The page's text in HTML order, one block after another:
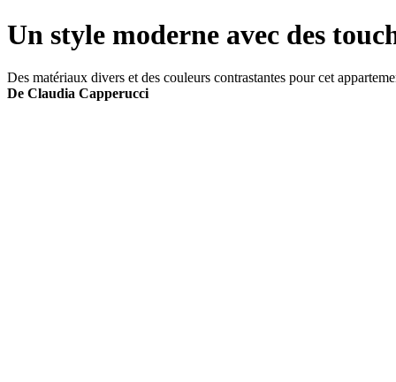
Un style moderne avec des
Des matériaux divers et des couleurs contrastantes pour cet
De Claudia Capperucci